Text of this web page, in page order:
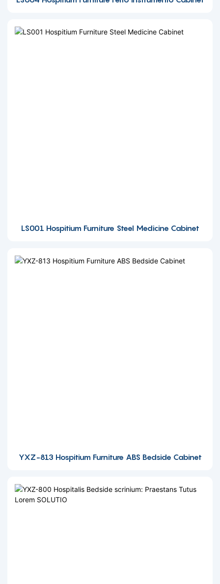
LS001 Hospitium Furniture Steel Medicine Cabinet
YXZ-813 Hospitium Furniture ABS Bedside Cabinet